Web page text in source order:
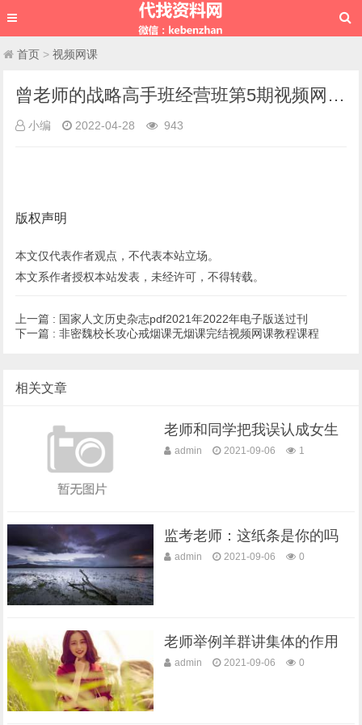
首页 >视频网课
曾老师的战略高手班经营班第5期视频网课教程
小编 2022-04-28 943
版权声明
本文仅代表作者观点，不代表本站立场。
本文系作者授权本站发表，未经许可，不得转载。
上一篇 : 国家人文历史杂志pdf2021年2022年电子版送过刊
下一篇 : 非密魏校长攻心戒烟课无烟课完结视频网课教程课程
相关文章
老师和同学把我误认成女生
admin 2021-09-06 1
监考老师：这纸条是你的吗
admin 2021-09-06 0
老师举例羊群讲集体的作用
admin 2021-09-06 0